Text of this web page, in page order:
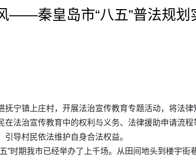
——秦皇岛市“八五”普法规划
宁镇上庄村，开展法治宣传教育专题活动，将法律
在法治宣传教育中的权利与义务、法律援助申请流
导村民依法维护自身合法权益。
”时期我市已经举办了上千场。从田间地头到楼宇